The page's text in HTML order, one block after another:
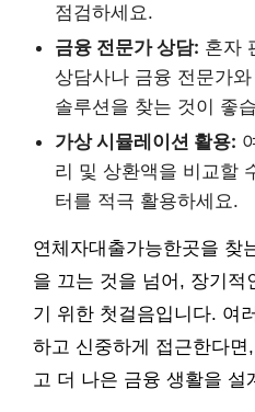
점검하세요.
금융 전문가 상담: 혼자
상담사나 금융 전문가
솔루션을 찾는 것이 좋
가상 시뮬레이션 활용:
리 및 상환액을 비교할
터를 적극 활용하세요.
연체자대출가능한곳을 찾
을 끄는 것을 넘어, 장기적
기 위한 첫걸음입니다. 여
하고 신중하게 접근한다
고 더 나은 금융 생활을 설